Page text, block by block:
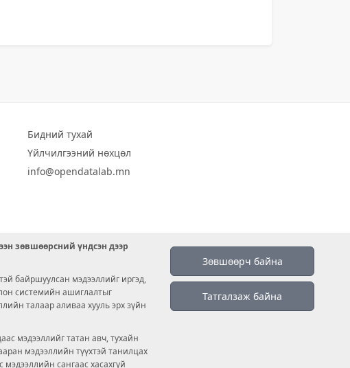
Бидний тухай
Үйлчилгээний нөхцөл
info@opendatalab.mn
Зөвшөөрч байна
Татгалзаж байна
зөвшөөрсний үндсэн дээр
байршуулсан мэдээллийг иргэд,
системийн ашиглалтыг
талаар аливаа хууль эрх зүйн
мэдээллийг татан авч, тухайн
мэдээллийн түүхтэй танилцах
мэдээллийн сангаас хасахгүй